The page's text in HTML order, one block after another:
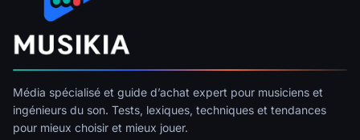
Média spécialisé et guide d’achat expert pour musiciens et
ingénieurs du son. Tests, lexiques, techniques et tendances
pour mieux choisir et mieux jouer.